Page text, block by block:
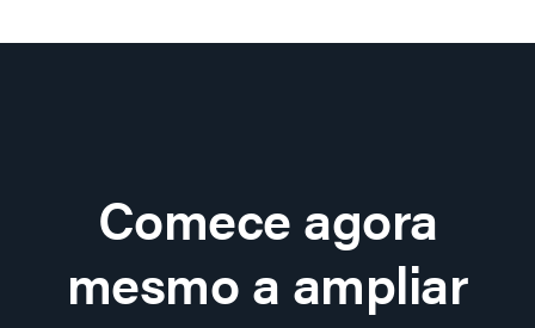
Comece agora
mesmo a ampliar